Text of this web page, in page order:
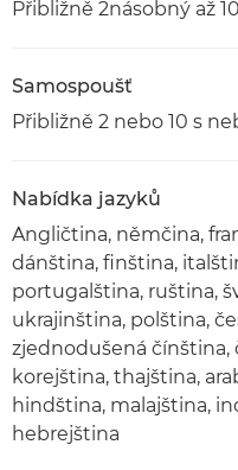
Přibližně 2násobný až
Samospoušť
Přibližně 2 nebo 10 s
Nabídka jazyků
Angličtina, němčina,
dánština, finština,
portugalština, ruština,
ukrajinština, polština,
zjednodušená čínština,
korejština, thajština,
hindština, malajština,
hebrejština